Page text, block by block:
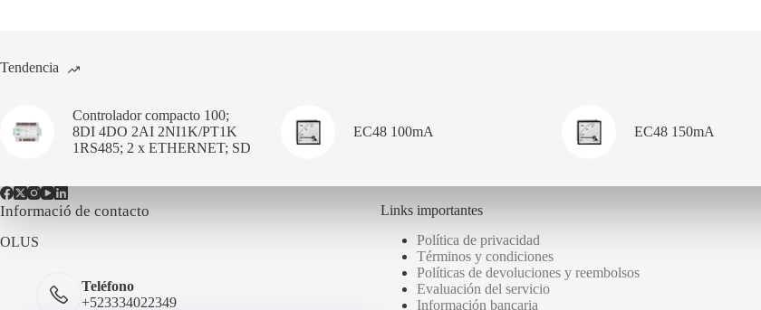
Tendencia
Controlador compacto 100;
8DI 4DO 2AI 2NI1K/PT1K
1RS485; 2 x ETHERNET; SD
EC48 100mA EC48 150mA
Informació de contacto
OLUS
Teléfono
+523334022349
Links importantes
Política de privacidad
Términos y condiciones
Políticas de devoluciones y reembolsos
Evaluación del servicio
Información bancaria